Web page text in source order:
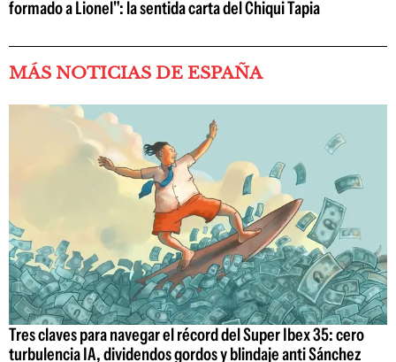
formado a Lionel": la sentida carta del Chiqui Tapia
MÁS NOTICIAS DE ESPAÑA
Tres claves para navegar el récord del Super Ibex 35: cero
turbulencia IA, dividendos gordos y blindaje anti Sánchez